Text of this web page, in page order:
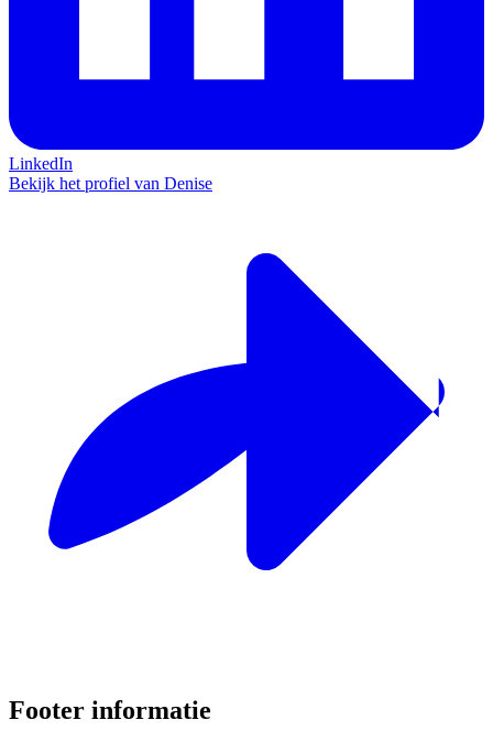
LinkedIn
Bekijk het profiel van Denise
Footer informatie